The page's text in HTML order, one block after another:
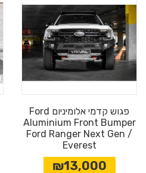
פגוש קדמי אלומיניום Ford
Aluminium Front Bumper
Ford Ranger Next Gen /
Everest
₪13,000